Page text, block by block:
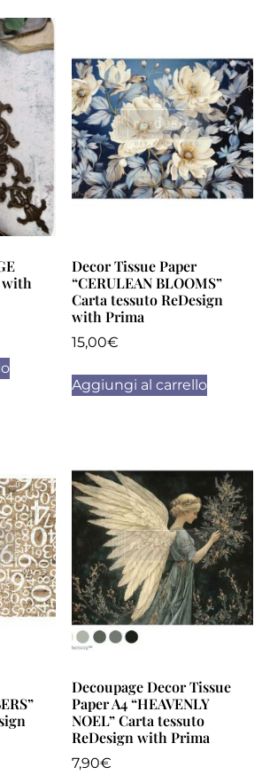
with
Decor Tissue Paper
“CERULEAN BLOOMS”
Carta tessuto ReDesign
with Prima
15,00€
Aggiungi al carrello
Decoupage Decor Tissue
Paper A4 “HEAVENLY
NOEL” Carta tessuto
ReDesign with Prima
7,90€